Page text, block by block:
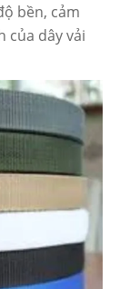
bền, cảm
của dây vải